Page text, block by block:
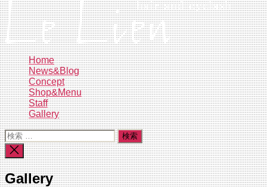
Home
News&Blog
Concept
Shop&Menu
Staff
Gallery
検
索
対
象:
検
索
を
閉
Gallery